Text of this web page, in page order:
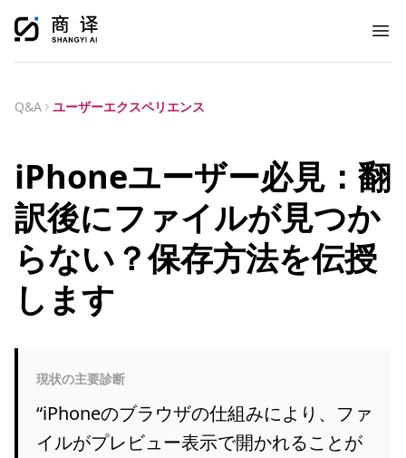
Q&A ユーザーエクスペリエンス
iPhoneユーザー必見：翻
訳後にファイルが見つか
らない？保存方法を伝授
します
現状の主要診断
“iPhoneのブラウザの仕組みにより、ファ
イルがプレビュー表示で開かれることが